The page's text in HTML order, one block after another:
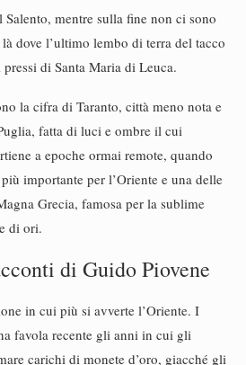
mentre sulla fine non ci sono
dove l’ultimo lembo di terra del tacco
di Santa Maria di Leuca.
la cifra di Taranto, città meno nota e
fatta di luci e ombre il cui
a epoche ormai remote, quando
importante per l’Oriente e una delle
Grecia, famosa per la sublime
di ori.
di Guido Piovene
in cui più si avverte l’Oriente. I
favola recente gli anni in cui gli
carichi di monete d’oro, giacché gli